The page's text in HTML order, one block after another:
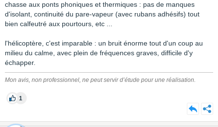
chasse aux ponts phoniques et thermiques : pas de manques
d'isolant, continuité du pare-vapeur (avec rubans adhésifs) tout
bien calfeutré aux pourtours, etc ...
l'hélicoptère, c'est imparable : un bruit énorme tout d'un coup au
milieu du calme, avec plein de fréquences graves, difficile d'y
échapper.
Mon avis, non professionnel, ne peut servir d’étude pour une réalisation.
1